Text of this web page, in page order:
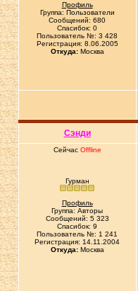
Профиль
Группа: Пользователи
Сообщений: 680
Спасибок: 0
Пользователь №: 3 428
Регистрация: 8.06.2005
Откуда:Москва
Сэнди
Сейчас Offline
Гурман
Профиль
Группа: Авторы
Сообщений: 5 323
Спасибок: 9
Пользователь №: 1 241
Регистрация: 14.11.2004
Откуда:Москва